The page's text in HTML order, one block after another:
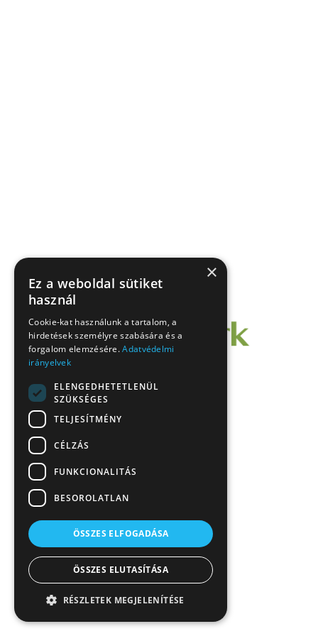
×
Ez a weboldal sütiket
használ
Cookie-kat használunk a tartalom, a
hirdetések személyre szabására és a
forgalom elemzésére.Adatvédelmi
irányelvek
ELENGEDHETETLENÜL
SZÜKSÉGES
TELJESÍTMÉNY
CÉLZÁS
FUNKCIONALITÁS
BESOROLATLAN
ÖSSZES ELFOGADÁSA
ÖSSZES ELUTASÍTÁSA
RÉSZLETEK MEGJELENÍTÉSE